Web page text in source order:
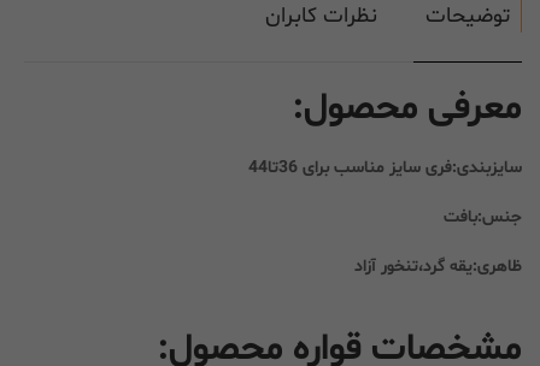
توضیحات نظرات کابران
معرفی محصول:
سایزبندی:فری سایز مناسب برای 36تا44
جنس:بافت
ظاهری:یقه گرد،تنخور آزاد
مشخصات قواره محصول: